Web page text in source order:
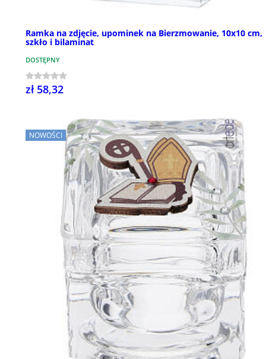
Ramka na zdjęcie, upominek na Bierzmowanie, 10x10 cm,
szkło i bilaminat
DOSTĘPNY
zł 58,32
NOWOŚCI